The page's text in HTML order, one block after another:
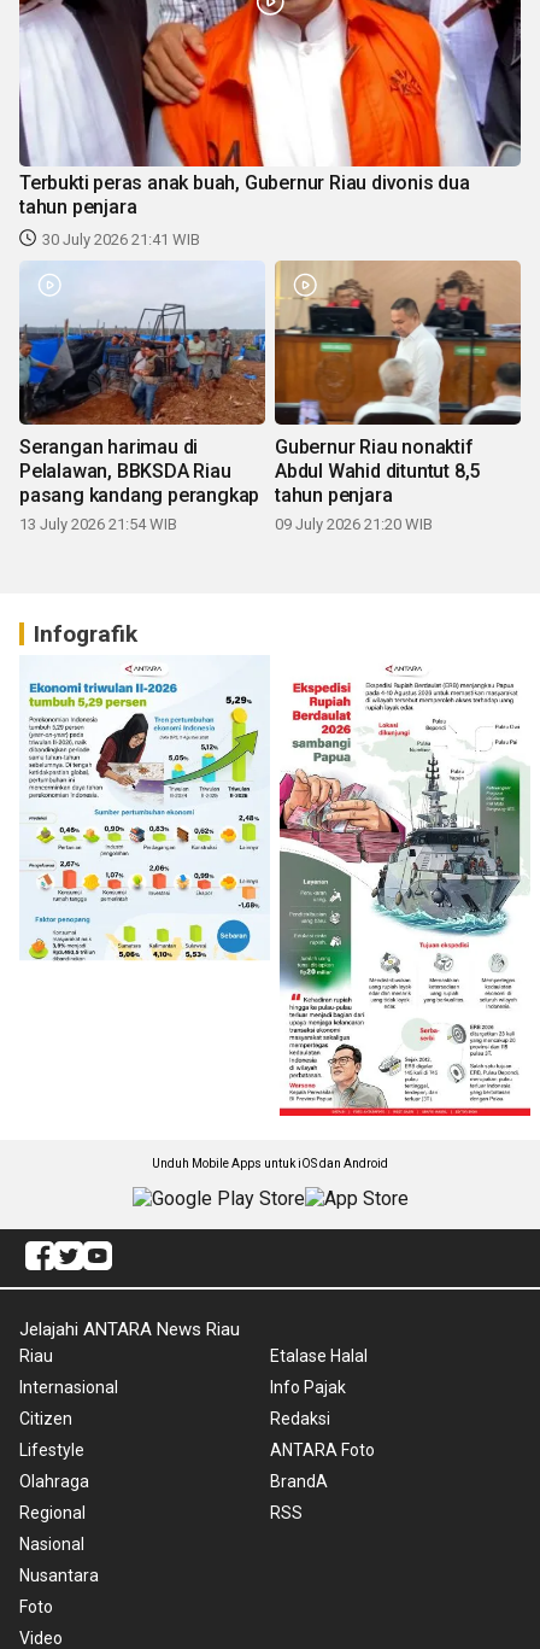
Terbukti peras anak buah, Gubernur Riau divonis dua
tahun penjara
30 July 2026 21:41 WIB
Serangan harimau di
Pelalawan, BBKSDA Riau
pasang kandang perangkap
13 July 2026 21:54 WIB
Gubernur Riau nonaktif
Abdul Wahid dituntut 8,5
tahun penjara
09 July 2026 21:20 WIB
Infografik
Unduh Mobile Apps untuk iOS dan Android
Jelajahi ANTARA News Riau
Riau
Internasional
Citizen
Lifestyle
Olahraga
Regional
Nasional
Nusantara
Foto
Video
Etalase Halal
Info Pajak
Redaksi
ANTARA Foto
BrandA
RSS